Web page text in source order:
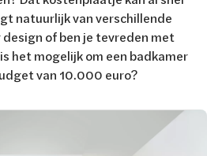
natuurlijk van verschillende
of ben je tevreden met
het mogelijk om een badkamer
van 10.000 euro?